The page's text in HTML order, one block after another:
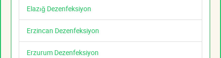
Elazığ Dezenfeksiyon
Erzincan Dezenfeksiyon
Erzurum Dezenfeksiyon